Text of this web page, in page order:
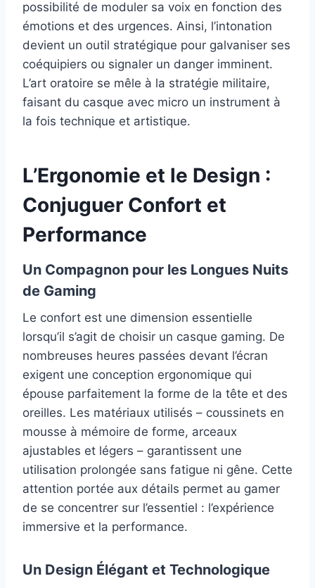
possibilité de moduler sa voix en fonction des
émotions et des urgences. Ainsi, l’intonation
devient un outil stratégique pour galvaniser ses
coéquipiers ou signaler un danger imminent.
L’art oratoire se mêle à la stratégie militaire,
faisant du casque avec micro un instrument à
la fois technique et artistique.
L’Ergonomie et le Design :
Conjuguer Confort et
Performance
Un Compagnon pour les Longues Nuits
de Gaming
Le confort est une dimension essentielle
lorsqu’il s’agit de choisir un casque gaming. De
nombreuses heures passées devant l’écran
exigent une conception ergonomique qui
épouse parfaitement la forme de la tête et des
oreilles. Les matériaux utilisés – coussinets en
mousse à mémoire de forme, arceaux
ajustables et légers – garantissent une
utilisation prolongée sans fatigue ni gêne. Cette
attention portée aux détails permet au gamer
de se concentrer sur l’essentiel : l’expérience
immersive et la performance.
Un Design Élégant et Technologique